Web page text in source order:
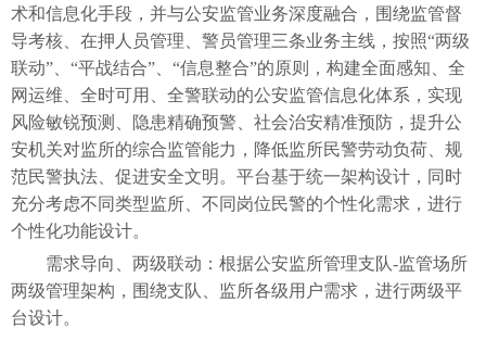
术和信息化手段，并与公安监管业务深度融合，围绕监管督
导考核、在押人员管理、警员管理三条业务主线，按照“两级
联动”、“平战结合”、“信息整合”的原则，构建全面感知、全
网运维、全时可用、全警联动的公安监管信息化体系，实现
风险敏锐预测、隐患精确预警、社会治安精准预防，提升公
安机关对监所的综合监管能力，降低监所民警劳动负荷、规
范民警执法、促进安全文明。平台基于统一架构设计，同时
充分考虑不同类型监所、不同岗位民警的个性化需求，进行
个性化功能设计。
需求导向、两级联动：根据公安监所管理支队-监管场所
两级管理架构，围绕支队、监所各级用户需求，进行两级平
台设计。